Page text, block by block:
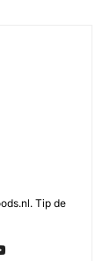
Tip de